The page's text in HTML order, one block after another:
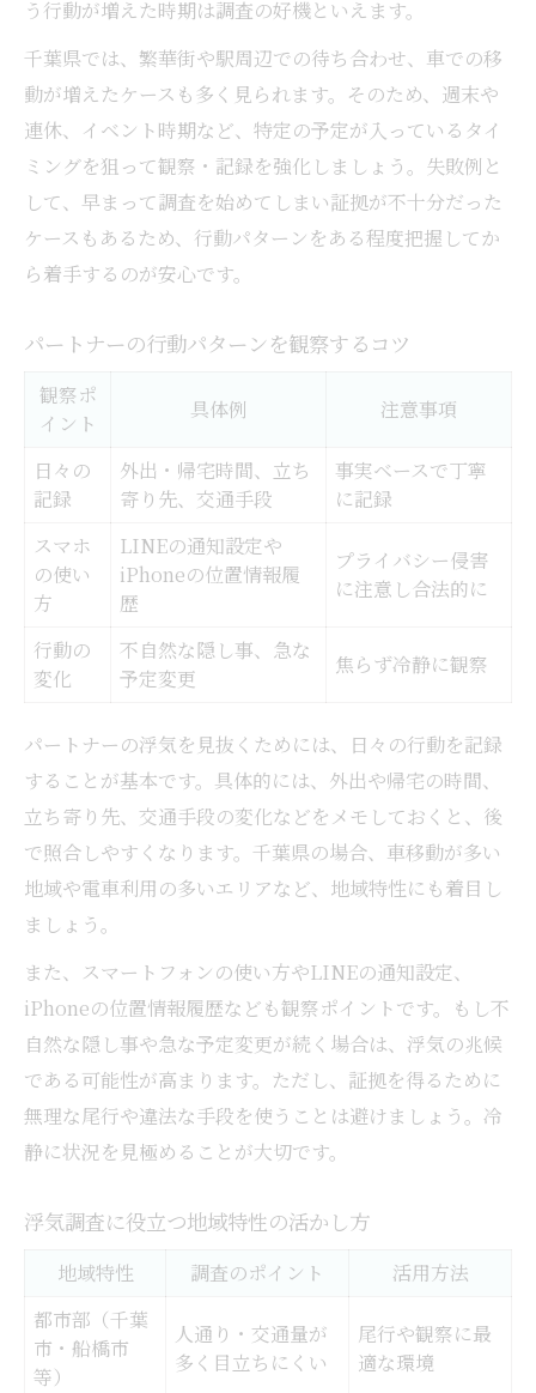
う行動が増えた時期は調査の好機といえます。
千葉県では、繁華街や駅周辺での待ち合わせ、車での移
動が増えたケースも多く見られます。そのため、週末や
連休、イベント時期など、特定の予定が入っているタイ
ミングを狙って観察・記録を強化しましょう。失敗例と
して、早まって調査を始めてしまい証拠が不十分だった
ケースもあるため、行動パターンをある程度把握してか
ら着手するのが安心です。
パートナーの行動パターンを観察するコツ
観察ポ
イント
具体例 注意事項
日々の
記録
外出・帰宅時間、立ち
寄り先、交通手段
事実ベースで丁寧
に記録
スマホ
の使い
方
LINEの通知設定や
iPhoneの位置情報履
歴
プライバシー侵害
に注意し合法的に
行動の
変化
不自然な隠し事、急な
予定変更
焦らず冷静に観察
パートナーの浮気を見抜くためには、日々の行動を記録
することが基本です。具体的には、外出や帰宅の時間、
立ち寄り先、交通手段の変化などをメモしておくと、後
で照合しやすくなります。千葉県の場合、車移動が多い
地域や電車利用の多いエリアなど、地域特性にも着目し
ましょう。
また、スマートフォンの使い方やLINEの通知設定、
iPhoneの位置情報履歴なども観察ポイントです。もし不
自然な隠し事や急な予定変更が続く場合は、浮気の兆候
である可能性が高まります。ただし、証拠を得るために
無理な尾行や違法な手段を使うことは避けましょう。冷
静に状況を見極めることが大切です。
浮気調査に役立つ地域特性の活かし方
地域特性 調査のポイント
活用方法
都市部（千葉
市・船橋市
等）
人通り・交通量が
多く目立ちにくい
尾行や観察に最
適な環境